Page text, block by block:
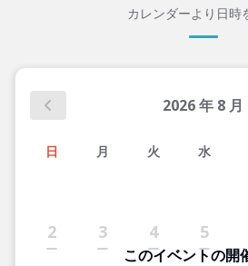
カレンダーより日時
2026年 8 月
日 月 火 水
2 3 4 5
このイベントの開